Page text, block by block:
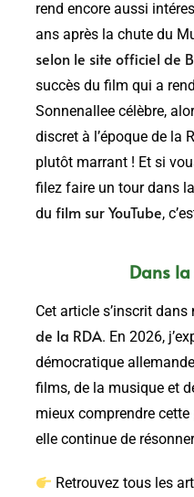
rend encore aussi
ans après la chute du
selon le site officiel de
succès du film qui a
Sonnenallee célèbre,
discret à l’époque de la
plutôt marrant ! Et si
filez faire un tour dans
du film sur YouTube,
Dans la
Cet article s’inscrit
de la RDA. En 2026,
démocratique
films, de la musique et
mieux comprendre
elle continue de
Retrouvez tous les